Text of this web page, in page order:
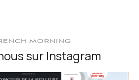
sur Instagram